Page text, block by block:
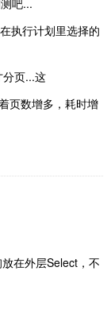
吧...
执行计划里选择的
页...这
页数增多，耗时增
在外层Select，不